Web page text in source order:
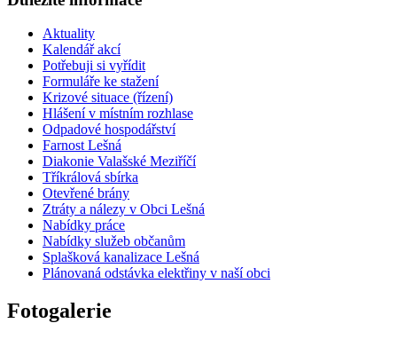
Aktuality
Kalendář akcí
Potřebuji si vyřídit
Formuláře ke stažení
Krizové situace (řízení)
Hlášení v místním rozhlase
Odpadové hospodářství
Farnost Lešná
Diakonie Valašské Meziříčí
Tříkrálová sbírka
Otevřené brány
Ztráty a nálezy v Obci Lešná
Nabídky práce
Nabídky služeb občanům
Splašková kanalizace Lešná
Plánovaná odstávka elektřiny v naší obci
Fotogalerie